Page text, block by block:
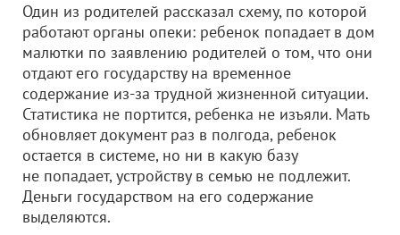
Один из родителей рассказал схему, по которой
работают органы опеки: ребенок попадает в дом
малютки по заявлению родителей о том, что они
отдают его государству на временное
содержание из-за трудной жизненной ситуации.
Статистика не портится, ребенка не изъяли. Мать
обновляет документ раз в полгода, ребенок
остается в системе, но ни в какую базу
не попадает, устройству в семью не подлежит.
Деньги государством на его содержание
выделяются.